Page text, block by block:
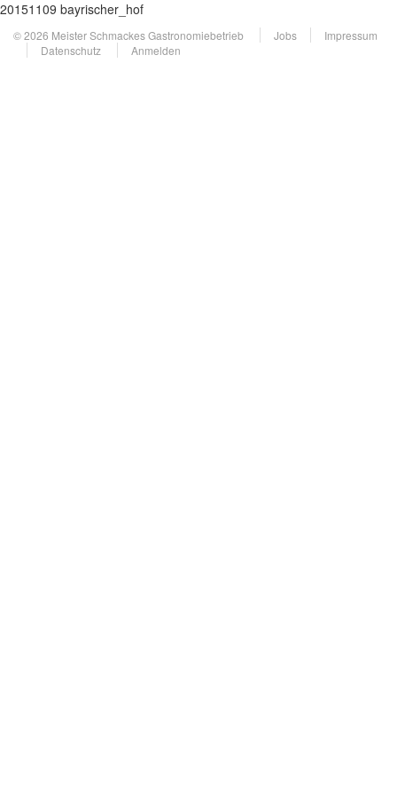
20151109 bayrischer_hof
© 2026 Meister Schmackes Gastronomiebetrieb Jobs
Impressum
Datenschutz
Anmelden